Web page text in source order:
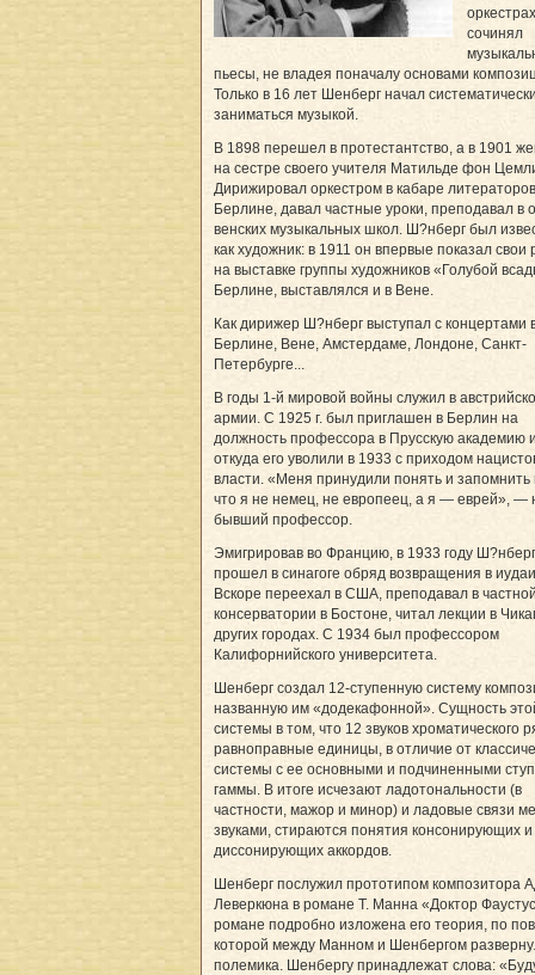
сочинял
пьесы, не владея поначалу основами
Только в 16 лет Шенберг начал
заниматься музыкой.
В 1898 перешел в протестантство, а в 1901
на сестре своего учителя Матильде фон
Дирижировал оркестром в кабаре
Берлине, давал частные уроки, преподавал в
венских музыкальных школ. Ш?нберг был
как художник: в 1911 он впервые показал свои
на выставке группы художников «Голубой
Берлине, выставлялся и в Вене.
Как дирижер Ш?нберг выступал с концертами
Берлине, Вене, Амстердаме, Лондоне, Санкт-
Петербурге...
В годы 1-й мировой войны служил в
армии. С 1925 г. был приглашен в Берлин на
должность профессора в Прусскую академию
откуда его уволили в 1933 с приходом
власти. «Меня принудили понять и запомнить
что я не немец, не европеец, а я — еврей», —
бывший профессор.
Эмигрировав во Францию, в 1933 году Ш?нберг
прошел в синагоге обряд возвращения в
Вскоре переехал в США, преподавал в
консерватории в Бостоне, читал лекции в
других городах. С 1934 был профессором
Калифорнийского университета.
Шенберг создал 12-ступенную систему
названную им «додекафонной». Сущность
системы в том, что 12 звуков хроматического
равноправные единицы, в отличие от
системы с ее основными и подчиненными
гаммы. В итоге исчезают ладотональности (в
частности, мажор и минор) и ладовые связи
звуками, стираются понятия консонирующих и
диссонирующих аккордов.
Шенберг послужил прототипом композитора
Леверкюна в романе Т. Манна «Доктор
романе подробно изложена его теория, по
которой между Манном и Шенбергом
полемика. Шенбергу принадлежат слова: